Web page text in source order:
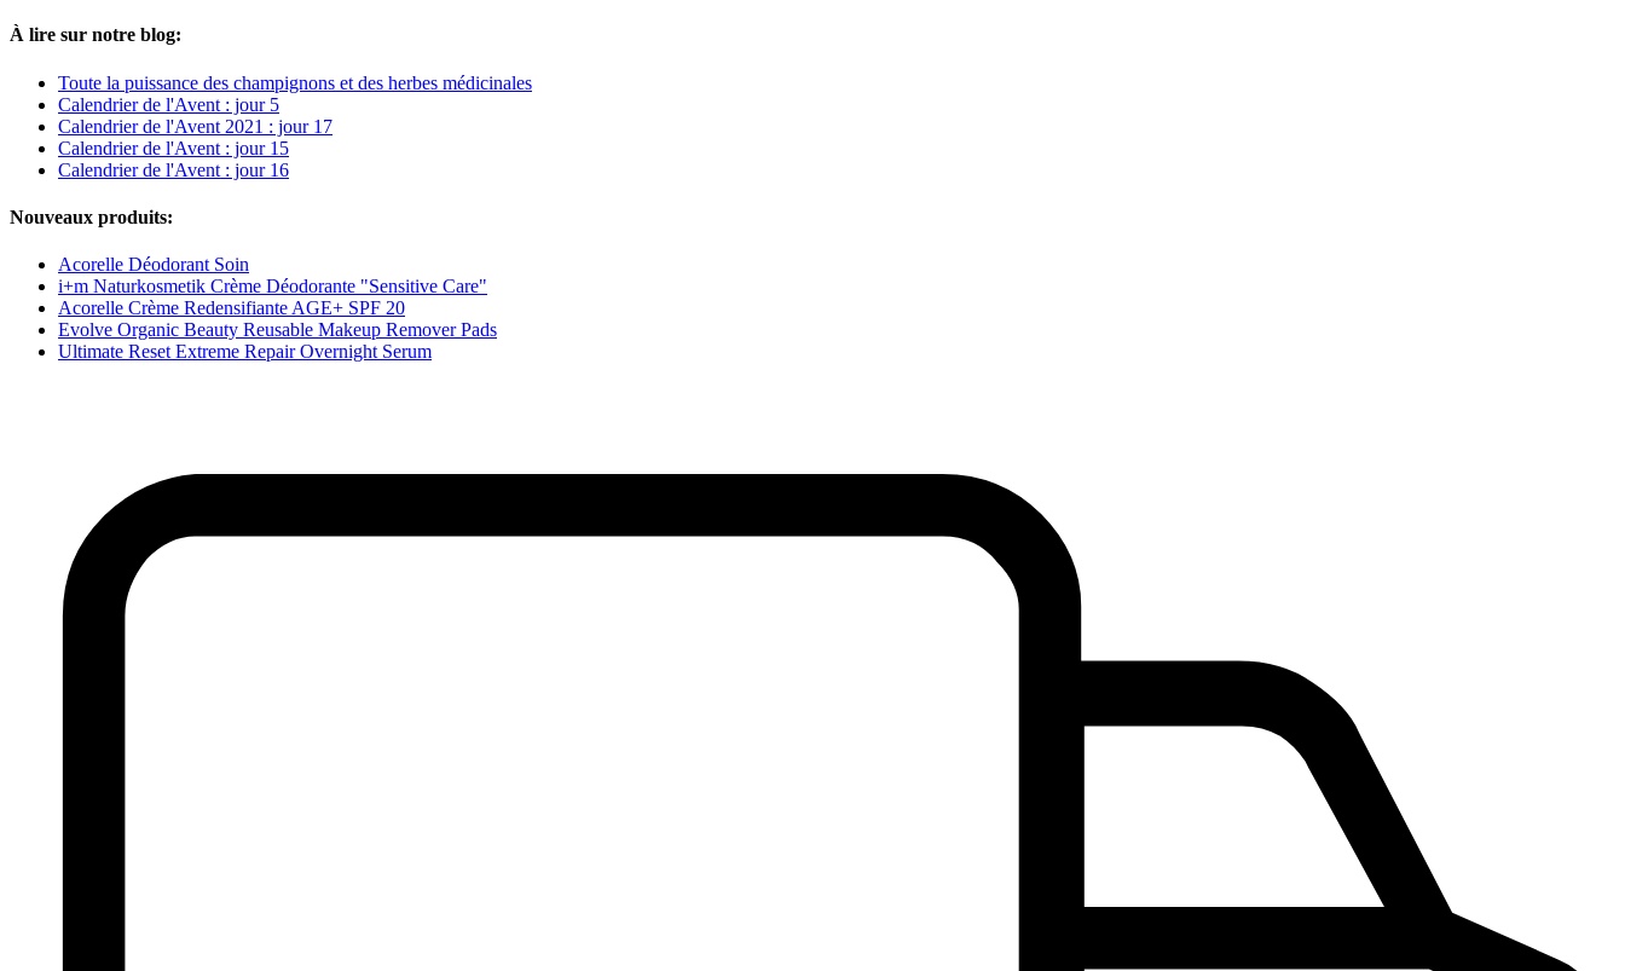
À lire sur notre blog:
Toute la puissance des champignons et des herbes médicinales
Calendrier de l'Avent : jour 5
Calendrier de l'Avent 2021 : jour 17
Calendrier de l'Avent : jour 15
Calendrier de l'Avent : jour 16
Nouveaux produits:
Acorelle Déodorant Soin
i+m Naturkosmetik Crème Déodorante "Sensitive Care"
Acorelle Crème Redensifiante AGE+ SPF 20
Evolve Organic Beauty Reusable Makeup Remover Pads
Ultimate Reset Extreme Repair Overnight Serum